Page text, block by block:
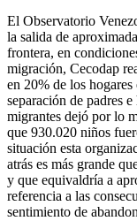
El Observatorio
la salida de
frontera, en
migración, Cecodap
en 20% de los
separación de padres
migrantes dejó por lo
que 930.020 niños
situación esta
atrás es más grande
y que equivaldría a
referencia a las
sentimiento de